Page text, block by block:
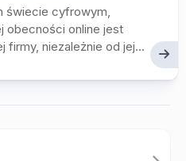
świecie cyfrowym,
obecności online jest
firmy, niezależnie od jej...